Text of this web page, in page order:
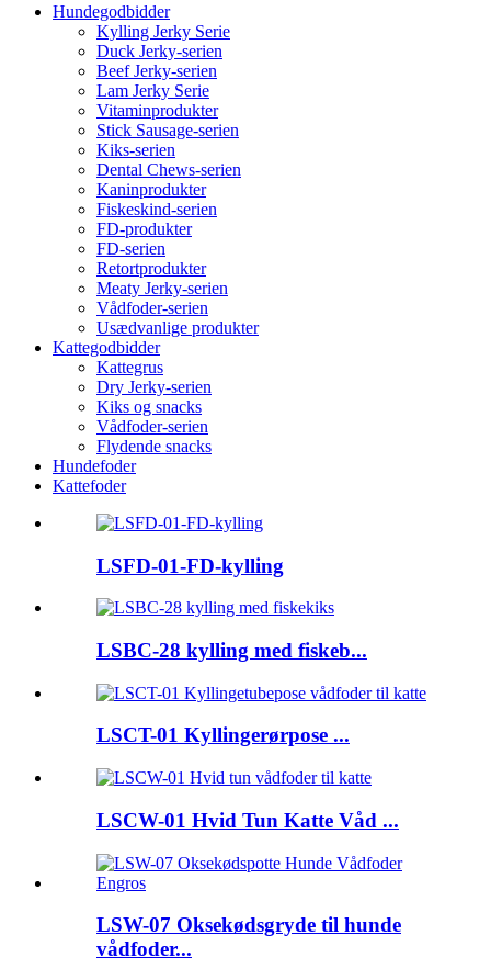
Hundegodbidder
Kylling Jerky Serie
Duck Jerky-serien
Beef Jerky-serien
Lam Jerky Serie
Vitaminprodukter
Stick Sausage-serien
Kiks-serien
Dental Chews-serien
Kaninprodukter
Fiskeskind-serien
FD-produkter
FD-serien
Retortprodukter
Meaty Jerky-serien
Vådfoder-serien
Usædvanlige produkter
Kattegodbidder
Kattegrus
Dry Jerky-serien
Kiks og snacks
Vådfoder-serien
Flydende snacks
Hundefoder
Kattefoder
LSFD-01-FD-kylling
LSBC-28 kylling med fiskeb...
LSCT-01 Kyllingerørpose ...
LSCW-01 Hvid Tun Katte Våd ...
LSW-07 Oksekødsgryde til hunde
vådfoder...